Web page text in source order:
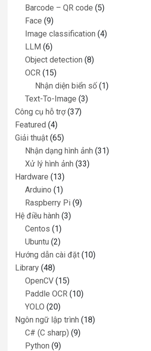
Barcode – QR code (5)
Face (9)
Image classification (4)
LLM (6)
Object detection (8)
OCR (15)
Nhận diện biển số (1)
Text-To-Image (3)
Công cụ hỗ trợ(37)
Featured (4)
Giải thuật (65)
Nhận dạng hình ảnh (31)
Xử lý hình ảnh (33)
Hardware (13)
Arduino (1)
Raspberry Pi (9)
Hệ điều hành (3)
Centos (1)
Ubuntu (2)
Hướng dẫn cài đặt (10)
Library (48)
OpenCV (15)
Paddle OCR (10)
YOLO (20)
Ngôn ngữ lập trình (18)
C# (C sharp) (9)
Python (9)